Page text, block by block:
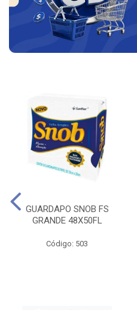
GUARDAPO SNOB FS
GRANDE 48X50FL
Código: 503